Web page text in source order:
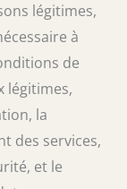
légitimes,
à
de
légitimes,
la
des services,
et le